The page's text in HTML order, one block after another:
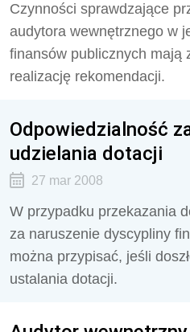
Czynności sprawdzające
audytora wewnętrznego w
finansów publicznych mają
realizację rekomendacji.
Odpowiedzialność
udzielania dotacji
27 mar 2008
W przypadku przekazania
za naruszenie dyscypliny
można przypisać, jeśli
ustalania dotacji.